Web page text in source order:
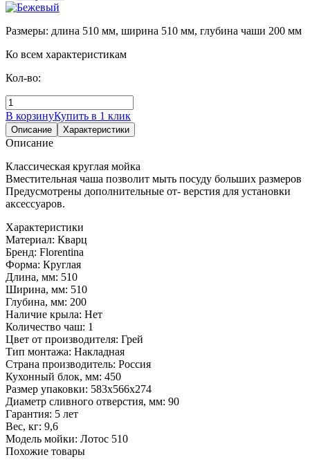
Размеры: длина 510 мм, ширина 510 мм, глубина чаши 200 мм
Ко всем характеристикам
Кол-во:
В корзинуКупить в 1 клик
Описание Характеристики
Описание
Классическая круглая мойка
Вместительная чаша позволит мыть посуду больших размеров
Предусмотрены дополнительные от- верстия для установки
аксессуаров.
Характеристики
Материал: Кварц
Бренд: Florentina
Форма: Круглая
Длина, мм: 510
Ширина, мм: 510
Глубина, мм: 200
Наличие крыла: Нет
Количество чаш: 1
Цвет от производителя: Грей
Тип монтажа: Накладная
Страна производитель: Россия
Кухонный блок, мм: 450
Размер упаковки: 583х566х274
Диаметр сливного отверстия, мм: 90
Гарантия: 5 лет
Вес, кг: 9,6
Модель мойки: Лотос 510
Похожие товары